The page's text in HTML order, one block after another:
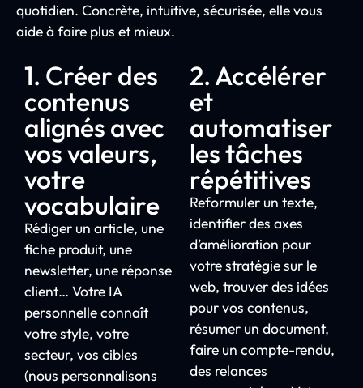
quotidien. Concrète, intuitive, sécurisée, elle vous
aide à faire plus et mieux.
1. Créer des
contenus
alignés avec
vos valeurs,
votre
vocabulaire
Rédiger un article, une
fiche produit, une
newsletter, une réponse
client… Votre IA
personnelle connaît
votre style, votre
secteur, vos cibles
(nous personnalisons
2. Accélérer
et
automatiser
les tâches
répétitives
Reformuler un texte,
identifier des axes
d’amélioration pour
votre stratégie sur le
web, trouver des idées
pour vos contenus,
résumer un document,
faire un compte-rendu,
des relances